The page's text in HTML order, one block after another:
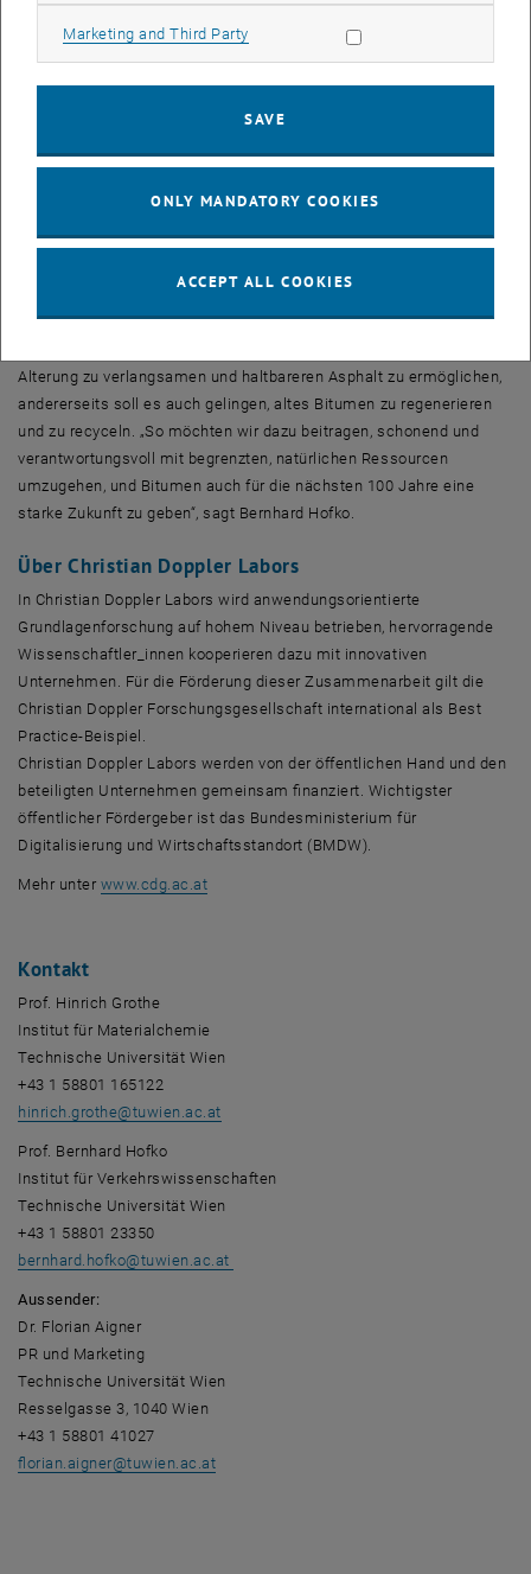
haben wir die Spektroskopie vom Labor auf die Straße gebracht. Mit
unserem tragbaren Fluoreszenz-Scanner kann man Bitumen vor
dem Einbau analysieren“, sagt Hinrich Grothe. „Wir haben
effiziente Weise zuverlässige Auskunft über den Zustand des
Prof. Ulrich Schmid (Institut für Sensor- und Aktuatorsysteme, TU
messen.
Alterung zu verlangsamen und haltbareren Asphalt zu ermöglichen,
andererseits soll es auch gelingen, altes Bitumen zu regenerieren
und zu recyceln. „So möchten wir dazu beitragen, schonend und
verantwortungsvoll mit begrenzten, natürlichen Ressourcen
umzugehen, und Bitumen auch für die nächsten 100 Jahre eine
starke Zukunft zu geben“, sagt Bernhard Hofko.
Über Christian Doppler Labors
In Christian Doppler Labors wird anwendungsorientierte
Grundlagenforschung auf hohem Niveau betrieben, hervorragende
Wissenschaftler_innen kooperieren dazu mit innovativen
Unternehmen. Für die Förderung dieser Zusammenarbeit gilt die
Christian Doppler Forschungsgesellschaft international als Best
Practice-Beispiel.
Christian Doppler Labors werden von der öffentlichen Hand und den
beteiligten Unternehmen gemeinsam finanziert. Wichtigster
öffentlicher Fördergeber ist das Bundesministerium für
Digitalisierung und Wirtschaftsstandort (BMDW).
Mehr unter www.cdg.ac.at, opens an external URL in a new window
Kontakt
Prof. Hinrich Grothe
Institut für Materialchemie
Technische Universität Wien
+43 1 58801 165122
hinrich.grothe@tuwien.ac.at
Prof. Bernhard Hofko
Institut für Verkehrswissenschaften
Technische Universität Wien
+43 1 58801 23350
bernhard.hofko@tuwien.ac.at
Aussender:
Dr. Florian Aigner
PR und Marketing
Technische Universität Wien
Resselgasse 3, 1040 Wien
+43 1 58801 41027
florian.aigner@tuwien.ac.at
Marketing and Third Party Allow marketing cookies
SAVE
ONLY MANDATORY COOKIES
ACCEPT ALL COOKIES